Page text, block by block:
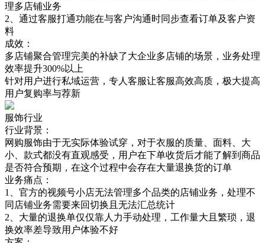
理多店铺业务
2、通过客服打通功能在与客户沟通时同步查看订单及客户资
料
成效：
多店铺聚合管理完美的补缺了大企业多店铺的场景，业务处理
效率提升300%以上
针对用户进行私域运营，专人客服让客服高效高质，极大提高
用户复购率与荐新
服饰行业
行业背景：
网购服饰由于无实际体验试穿，对于衣服的质量、面料、大
小、款式都没有直观感受，用户在下单收货后才能了解到商品
是否符合预期，在这个过程中会存在大量退换货的订单
业务痛点：
1、官方的视频号小店无法管理多个品类的店铺业务，处理不
同店铺业务需要来回切换且无法汇总统计
2、大量的退换单仅仅靠人力手动处理，工作量大且繁琐，退
换效率差导致用户体验不好